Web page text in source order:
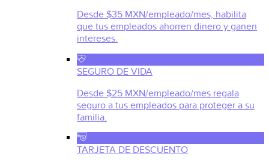
Desde $35 MXN/empleado/mes, habilita
que tus empleados ahorren dinero y ganen
intereses.
SEGURO DE VIDA
Desde $25 MXN/empleado/mes regala
seguro a tus empleados para proteger a su
familia.
TARJETA DE DESCUENTO